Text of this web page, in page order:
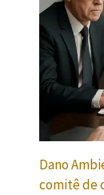
Dano
comitê de